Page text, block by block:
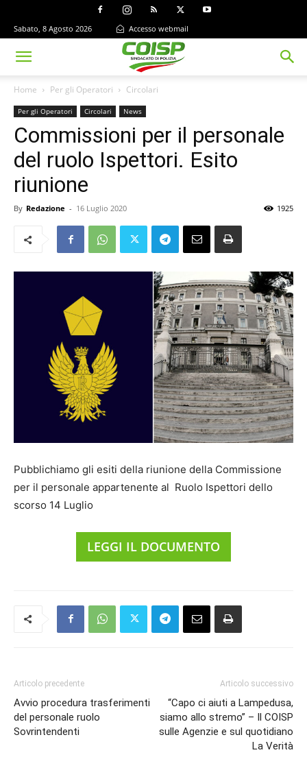
Sabato, 8 Agosto 2026 Accesso webmail
Home Per gli Operatori Circolari
Per gli Operatori Circolari News
Commissioni per il personale
del ruolo Ispettori. Esito
riunione
By Redazione - 16 Luglio 2020 1925
Pubblichiamo gli esiti della riunione della Commissione
per il personale appartenente al Ruolo Ispettori dello
scorso 14 Luglio
LEGGI IL DOCUMENTO
Articolo precedente
Avvio procedura trasferimenti
del personale ruolo
Sovrintendenti
Articolo successivo
“Capo ci aiuti a Lampedusa,
siamo allo stremo” – Il COISP
sulle Agenzie e sul quotidiano
La Verità